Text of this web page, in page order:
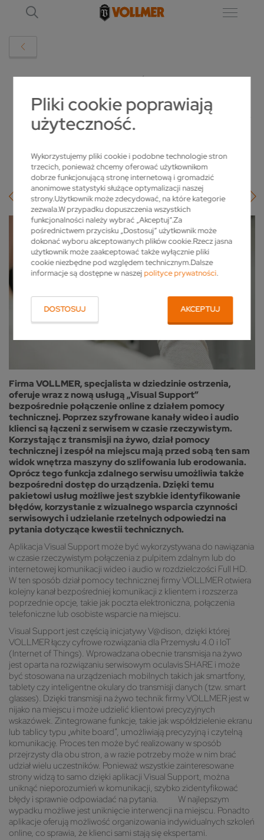
Pliki cookie poprawiają
użyteczność.
Wykorzystujemy pliki cookie i podobne technologie stron
trzecich, ponieważ chcemy oferować użytkownikom
dobrze funkcjonującą stronę internetową i gromadzić
anonimowe statystyki służące optymalizacji naszej
strony.Użytkownik może zdecydować, na które kategorie
zezwala.W przypadku dopuszczenia wszystkich
funkcjonalności należy wybrać „Akceptuj”.Za
pośrednictwem przycisku „Dostosuj” użytkownik może
dokonać wyboru akceptowanych plików cookie.Rzecz jasna
użytkownik może zaakceptować także wyłącznie pliki
cookie niezbędne pod względem technicznym.Dalsze
informacje są dostępne w naszejpolityce prywatności.
DOSTOSUJ AKCEPTUJ
SZCZEGÓŁ
VOLLMER WPROWADZA VISUAL SUPPORT
Firma VOLLMER, specjalista w dziedzinie ostrzenia,
oferuje wraz z nową usługą „Visual Support”
bezpośrednie połączenie online z działem pomocy
technicznej. Poprzez szyfrowane kanały wideo i audio
klienci są łączeni z serwisem w czasie rzeczywistym.
Korzystając z transmisji na żywo, dział pomocy
technicznej i zespół na miejscu mają przed sobą ten sam
widok wnętrza maszyny do szlifowania lub erodowania.
Oprócz tego funkcja zdalnego serwisu umożliwia także
bezpośredni dostęp do urządzenia. Dzięki temu
pakietowi usług możliwe jest szybkie identyfikowanie
błędów, korzystanie z wizualnego wsparcia czynności
serwisowych i udzielanie rzetelnych odpowiedzi na
pytania dotyczące kwestii technicznych.
Aplikacja Visual Support może być wykorzystywana do nawiązania
w czasie rzeczywistym połączenia z pulpitem zdalnym lub do
internetowej komunikacji wideo i audio w rozdzielczości Full HD.
W ten sposób dział pomocy technicznej firmy VOLLMER otwiera
kolejny kanał bezpośredniej komunikacji z klientem i rozszerza
poprzednie opcje, takie jak poczta elektroniczna, połączenia
telefoniczne lub osobiste wsparcie na miejscu.
Visual Support jest częścią inicjatywy V@dison, dzięki której
VOLLMER łączy cyfrowe rozwiązania dla Przemysłu 4.0 i IoT
(Internet of Things). Wprowadzana obecnie transmisja na żywo
jest oparta na rozwiązaniu serwisowym oculavis SHARE i może
być stosowana na urządzeniach mobilnych takich jak smartfony,
tablety czy inteligentne okulary do transmisji danych (tzw. smart
glasses). Dzięki transmisji na żywo technik firmy VOLLMER jest w
nijako na miejscu i może udzielić klientowi precyzyjnych
wskazówek. Zintegrowane funkcje, takie jak współdzielenie ekranu
lub tablicy typu „white board”, umożliwiają precyzyjną i czytelną
komunikację. Proces ten może być realizowany w sposób
przejrzysty dla obu stron, a w razie potrzeby może w nim brać
udział wielu uczestników. Ponieważ wszystkie zainteresowane
strony widzą to samo dzięki aplikacji Visual Support, można
uniknąć nieporozumień w komunikacji, szybko zidentyfikować
błędy i sprawnie odpowiadać na pytania. W najlepszym
wypadku możliwe jest uniknięcie interwencji na miejscu. Ponadto
aplikacje oferują możliwość organizowania indywidualnych szkoleń
online, co sprawia, że klienci sami stają się ekspertami.